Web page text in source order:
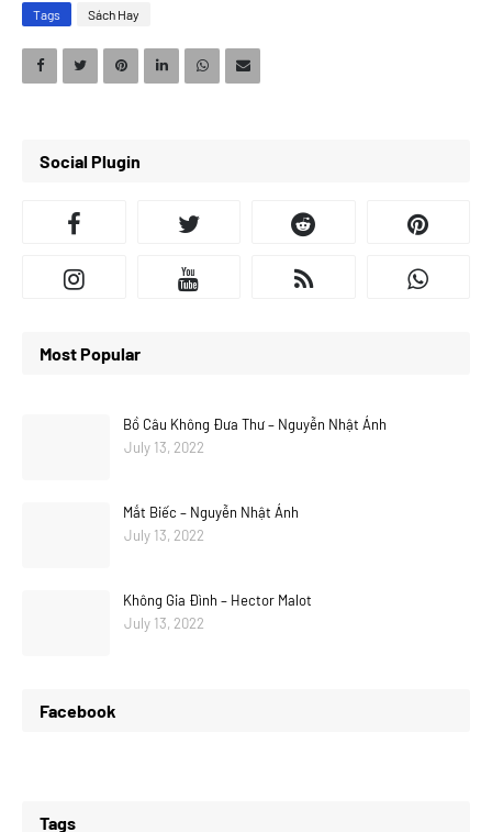
Tags Sách Hay
Social Plugin
Most Popular
Bồ Câu Không Đưa Thư – Nguyễn Nhật Ánh
July 13, 2022
Mắt Biếc – Nguyễn Nhật Ánh
July 13, 2022
Không Gia Đình – Hector Malot
July 13, 2022
Facebook
Tags